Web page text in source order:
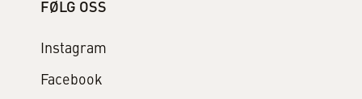
FØLG OSS
Instagram
Facebook